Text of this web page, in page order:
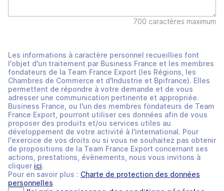
700 caractères maximum
Les informations à caractère personnel recueillies font
l'objet d'un traitement par Business France et les membres
fondateurs de la Team France Export (les Régions, les
Chambres de Commerce et d'Industrie et Bpifrance). Elles
permettent de répondre à votre demande et de vous
adresser une communication pertinente et appropriée.
Business France, ou l'un des membres fondateurs de Team
France Export, pourront utiliser ces données afin de vous
proposer des produits et/ou services utiles au
développement de votre activité à l'international. Pour
l'exercice de vos droits ou si vous ne souhaitez pas obtenir
de propositions de la Team France Export concernant ses
actions, prestations, évènements, nous vous invitons à
cliquer ici.
Pour en savoir plus : Charte de protection des données
personnelles